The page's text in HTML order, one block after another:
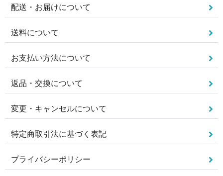
配送・お届けについて
送料について
お支払い方法について
返品・交換について
変更・キャンセルについて
特定商取引法に基づく表記
プライバシーポリシー